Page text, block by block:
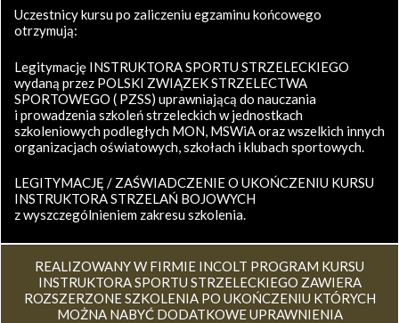
Uczestnicy kursu po zaliczeniu egzaminu końcowego
otrzymują:
Legitymację INSTRUKTORA SPORTU STRZELECKIEGO
wydaną przez POLSKI ZWIĄZEK STRZELECTWA
SPORTOWEGO ( PZSS) uprawniającą do nauczania
i prowadzenia szkoleń strzeleckich w jednostkach
szkoleniowych podległych MON, MSWiA oraz wszelkich innych
organizacjach oświatowych, szkołach i klubach sportowych.
LEGITYMACJĘ / ZAŚWIADCZENIE O UKOŃCZENIU KURSU
INSTRUKTORA STRZELAŃ BOJOWYCH
z wyszczególnieniem zakresu szkolenia.
REALIZOWANY W FIRMIE INCOLT PROGRAM KURSU
INSTRUKTORA SPORTU STRZELECKIEGO ZAWIERA
ROZSZERZONE SZKOLENIA PO UKOŃCZENIU KTÓRYCH
MOŻNA NABYĆ DODATKOWE UPRAWNIENIA